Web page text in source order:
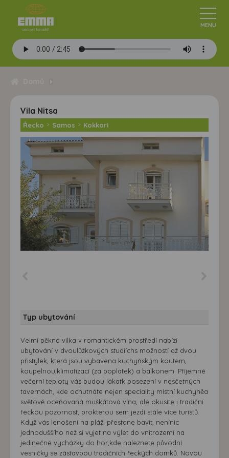
Vila Nitsa
Řecko > Samos > Kokkari
Typ ubytování
Velmi pěkná vilka v romantickém prostředí nabízí
ubytování v dvoulůžkových studiíchs možností až dvou
přistýlek, která jsou vybavena kuchyňským koutem,
koupelnou,klimatizací (za poplatek) a balkonem. Příjemné
večerní teploty vás budou lákatk posezení v nesčetných
tavernách, kde ochutnáte nejen speciality místní kuchyněa
světově oceňovaná muškátová vína, ale okusíte i tradiční
řeckou pozornost, prokterou sem jezdí stále více turistů.
Když vás lenošení na pláži přestane bavit, nenínic
jednoduššího než si vyjet na výlet do vnitrozemí na
jedinečné vycházky do hor,kde naleznete původní
vesničky se zástavbou tradičních řeckých domků. Novou